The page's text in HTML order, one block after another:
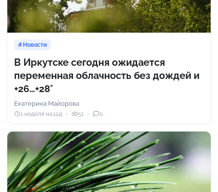
Новости
В Иркутске сегодня ожидается
переменная облачность без дождей и
+26…+28°
Екатерина Майорова
1 неделя назад 51 0